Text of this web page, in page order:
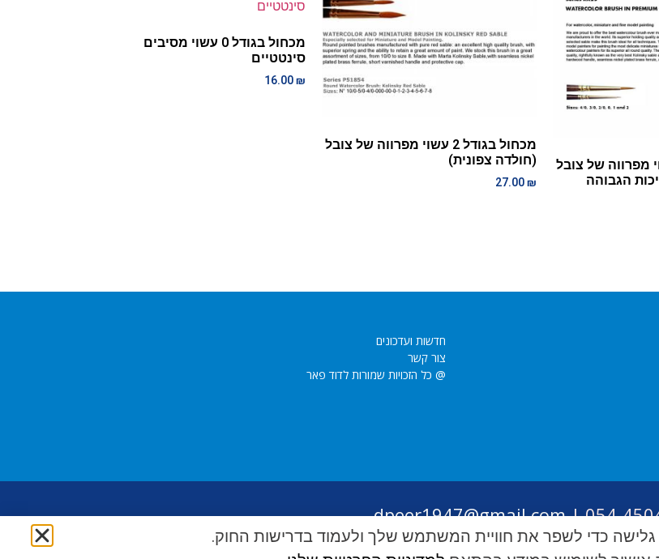
0 עשוי מפרווה של צובל
הגבוהה
מכחול בגודל 2 עשוי מפרווה של צובל
(חולדה צפונית)
27.00₪
מכחול בגודל 0 עשוי מסיבים
סינטטיים
16.00₪
חדשות ועדכונים
צור קשר
@ כל הזכויות שמורות לדוד פאר
054-
dpeer1947@gmail.com
גלישה כדי לשפר את חוויית המשתמש שלך ולעמוד בדרישות החוק.